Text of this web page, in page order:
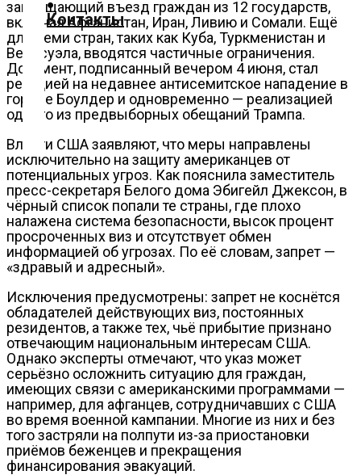
О
нас
Помощь
проекту
Контакты
Контакты
запрещающий въезд граждан из 12 государств,
включая Афганистан, Иран, Ливию и Сомали. Ещё
для семи стран, таких как Куба, Туркменистан и
Венесуэла, вводятся частичные ограничения.
Документ, подписанный вечером 4 июня, стал
реакцией на недавнее антисемитское нападение в
городе Боулдер и одновременно — реализацией
одного из предвыборных обещаний Трампа.
Власти США заявляют, что меры направлены
исключительно на защиту американцев от
потенциальных угроз. Как пояснила заместитель
пресс-секретаря Белого дома Эбигейл Джексон, в
чёрный список попали те страны, где плохо
налажена система безопасности, высок процент
просроченных виз и отсутствует обмен
информацией об угрозах. По её словам, запрет —
«здравый и адресный».
Исключения предусмотрены: запрет не коснётся
обладателей действующих виз, постоянных
резидентов, а также тех, чьё прибытие признано
отвечающим национальным интересам США.
Однако эксперты отмечают, что указ может
серьёзно осложнить ситуацию для граждан,
имеющих связи с американскими программами —
например, для афганцев, сотрудничавших с США
во время военной кампании. Многие из них и без
того застряли на полпути из-за приостановки
приёмов беженцев и прекращения
финансирования эвакуаций.